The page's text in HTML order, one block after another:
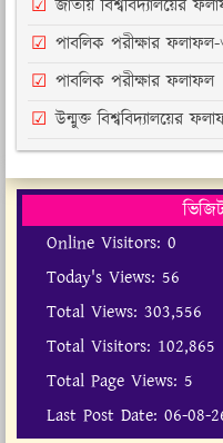
জাতীয় বিশ্ববিদ্যালয়ের
পাবলিক পরীক্ষার
পাবলিক পরীক্ষার ফলাফল
উন্মুক্ত বিশ্ববিদ্যালয়ের
Online Visitors: 0
Today's Views: 56
Total Views: 303,556
Total Visitors: 102,865
Total Page Views: 5
Last Post Date: 06-08-